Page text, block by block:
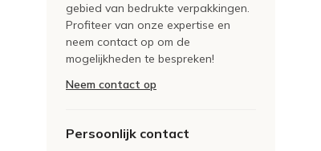
gebied van bedrukte verpakkingen.
Profiteer van onze expertise en
neem contact op om de
mogelijkheden te bespreken!
Neem contact op
Persoonlijk contact